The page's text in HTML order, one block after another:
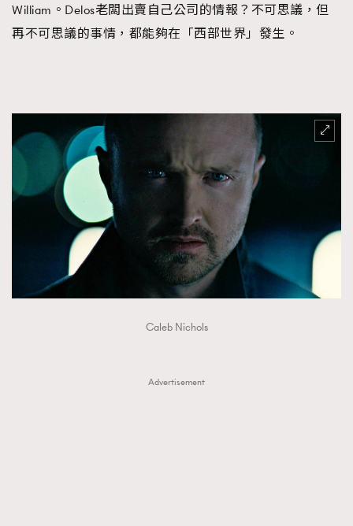
William。Delos老闆出賣自己公司的情報？不可思議，但
再不可思議的事情，都能夠在「西部世界」發生。
Caleb Nichols
Advertisement